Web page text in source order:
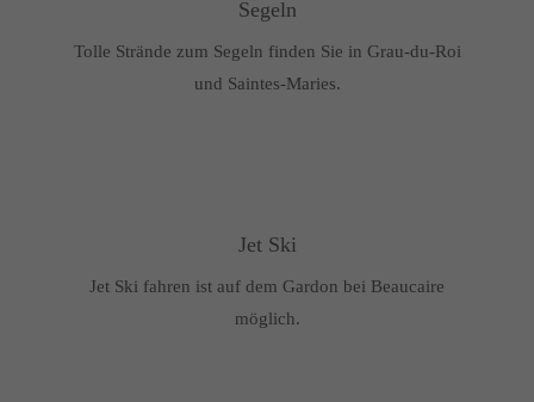
Segeln
Tolle Strände zum Segeln finden Sie in Grau-du-Roi
und Saintes-Maries.
Jet Ski
Jet Ski fahren ist auf dem Gardon bei Beaucaire
möglich.